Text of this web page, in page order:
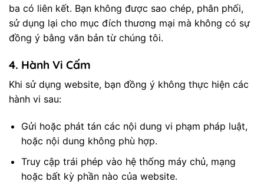
ba có liên kết. Bạn không được sao chép, phân phối,
sử dụng lại cho mục đích thương mại mà không có sự
đồng ý bằng văn bản từ chúng tôi.
4. Hành Vi Cấm
Khi sử dụng website, bạn đồng ý không thực hiện các
hành vi sau:
Gửi hoặc phát tán các nội dung vi phạm pháp luật,
hoặc nội dung không phù hợp.
Truy cập trái phép vào hệ thống máy chủ, mạng
hoặc bất kỳ phần nào của website.